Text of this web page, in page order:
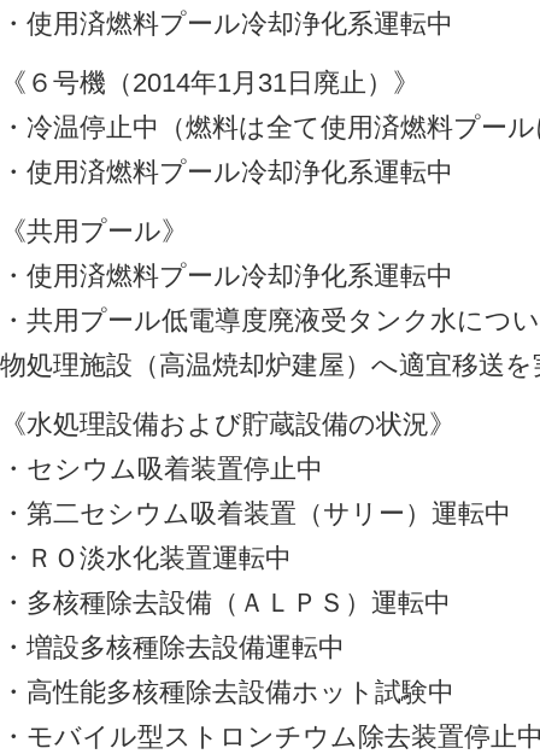
・使用済燃料プール冷却浄化系運転中
《６号機（2014年1月31日廃止）》
・冷温停止中（燃料は全て使用済燃料プー
・使用済燃料プール冷却浄化系運転中
《共用プール》
・使用済燃料プール冷却浄化系運転中
・共用プール低電導度廃液受タンク水につ
物処理施設（高温焼却炉建屋）へ適宜移送を
《水処理設備および貯蔵設備の状況》
・セシウム吸着装置停止中
・第二セシウム吸着装置（サリー）運転中
・ＲＯ淡水化装置運転中
・多核種除去設備（ＡＬＰＳ）運転中
・増設多核種除去設備運転中
・高性能多核種除去設備ホット試験中
・モバイル型ストロンチウム除去装置停止